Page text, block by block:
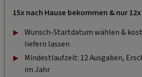
15x nach Hause bekommen & nur
Wunsch-Startdatum wählen &
liefern lassen
Mindestlaufzeit: 12 Ausgaben,
im Jahr